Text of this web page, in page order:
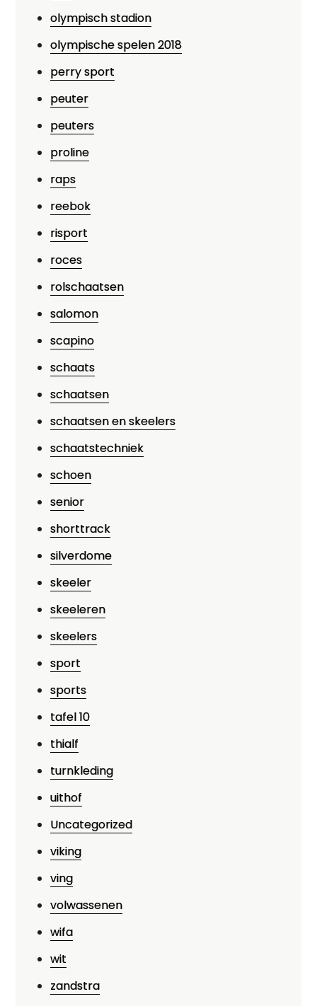
olympisch stadion
olympische spelen 2018
perry sport
peuter
peuters
proline
raps
reebok
risport
roces
rolschaatsen
salomon
scapino
schaats
schaatsen
schaatsen en skeelers
schaatstechniek
schoen
senior
shorttrack
silverdome
skeeler
skeeleren
skeelers
sport
sports
tafel 10
thialf
turnkleding
uithof
Uncategorized
viking
ving
volwassenen
wifa
wit
zandstra